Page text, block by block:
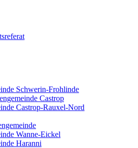
Schwerin-Frohlinde
Castrop
Castrop-Rauxel-Nord
Wanne-Eickel
Haranni